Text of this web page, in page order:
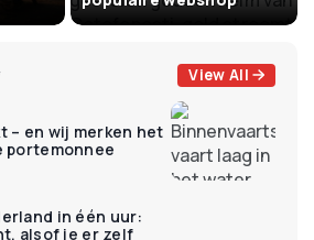
View All
– en wij merken het
portemonnee
in één uur:
alsof je er zelf